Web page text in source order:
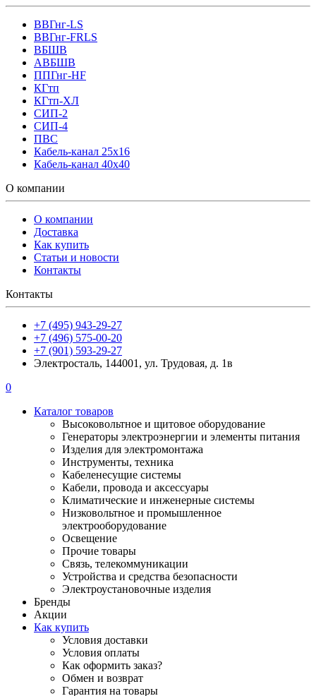
ВВГнг-LS
ВВГнг-FRLS
ВБШВ
АВБШВ
ППГнг-HF
КГтп
КГтп-ХЛ
СИП-2
СИП-4
ПВС
Кабель-канал 25х16
Кабель-канал 40х40
О компании
О компании
Доставка
Как купить
Статьи и новости
Контакты
Контакты
+7 (495) 943-29-27
+7 (496) 575-00-20
+7 (901) 593-29-27
Электросталь, 144001, ул. Трудовая, д. 1в
0
Каталог товаров
Высоковольтное и щитовое оборудование
Генераторы электроэнергии и элементы питания
Изделия для электромонтажа
Инструменты, техника
Кабеленесущие системы
Кабели, провода и аксессуары
Климатические и инженерные системы
Низковольтное и промышленное
электрооборудование
Освещение
Прочие товары
Связь, телекоммуникации
Устройства и средства безопасности
Электроустановочные изделия
Бренды
Акции
Как купить
Условия доставки
Условия оплаты
Как оформить заказ?
Обмен и возврат
Гарантия на товары